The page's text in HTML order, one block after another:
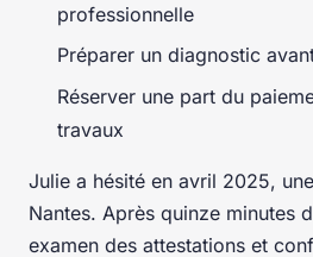
professionnelle
Préparer un diagnostic
Réserver une part du
travaux
Julie a hésité en avril 2025,
Nantes. Après quinze minutes
examen des attestations et